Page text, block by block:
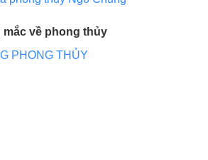
về phong thủy
PHONG THỦY